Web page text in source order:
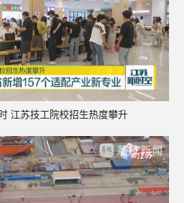
江苏技工院校招生热度攀升